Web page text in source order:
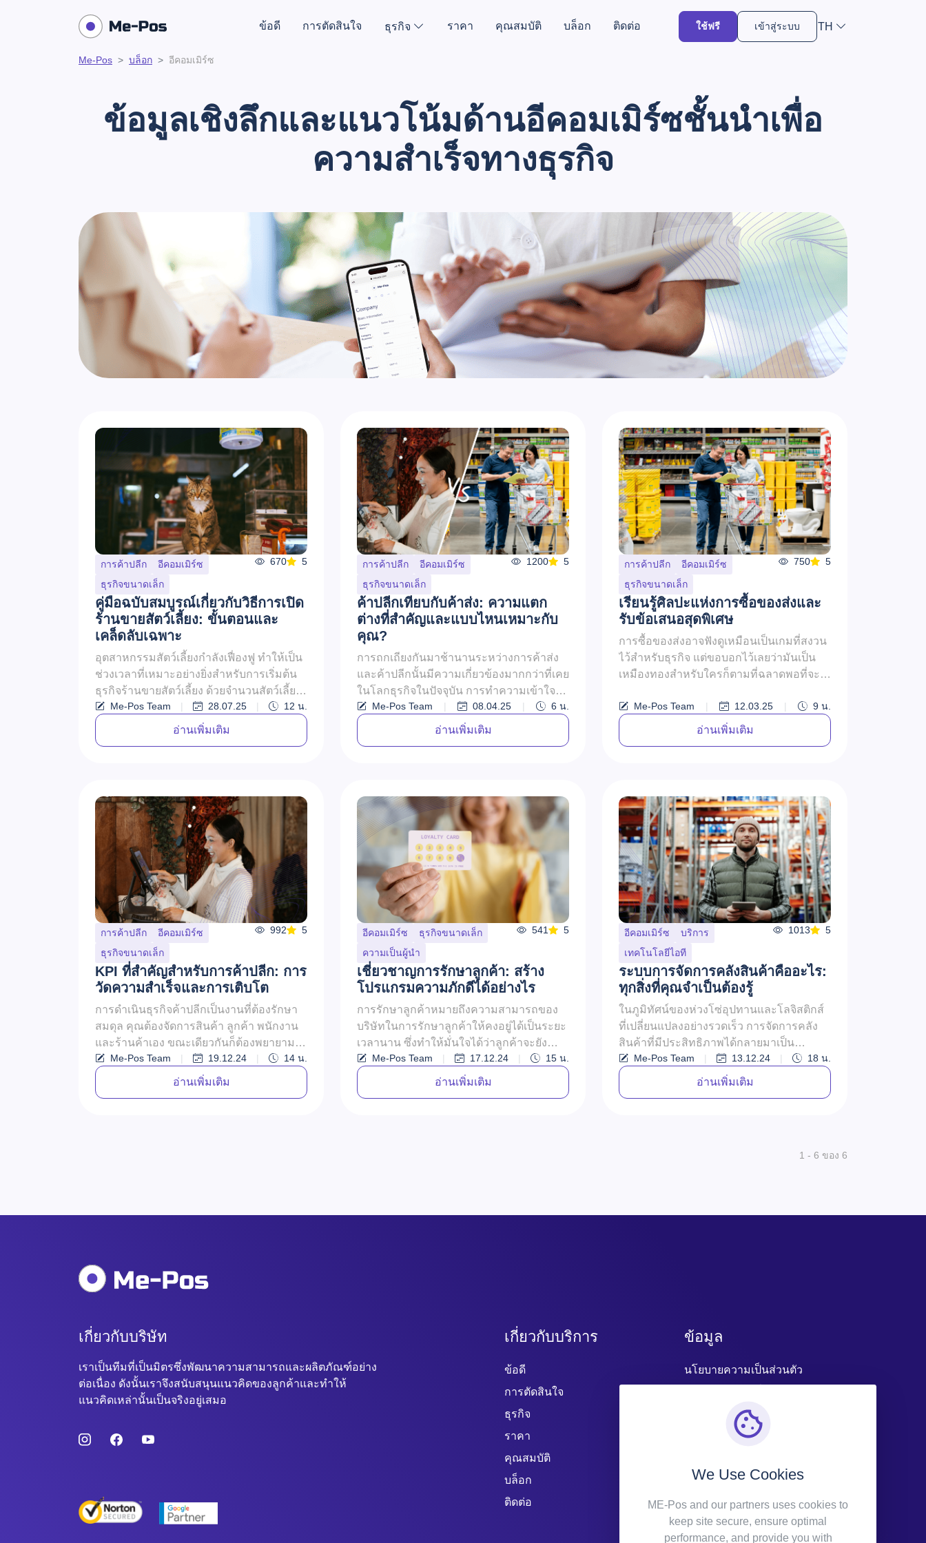
ข้อดี การตัดสินใจ ธุรกิจ ราคา คุณสมบัติ บล็อก ติดต่อ ใช้ฟรี เข้าสู่ระบบ TH
Me-Pos บล็อก อีคอมเมิร์ซ
ข้อมูลเชิงลึกและแนวโน้มด้านอีคอมเมิร์ซชั้นนำเพื่อ
ความสำเร็จทางธุรกิจ
การค้าปลีก
อีคอมเมิร์ซ
ธุรกิจขนาดเล็ก
670 5
คู่มือฉบับสมบูรณ์เกี่ยวกับวิธีการเปิด
ร้านขายสัตว์เลี้ยง: ขั้นตอนและ
เคล็ดลับเฉพาะ
อุตสาหกรรมสัตว์เลี้ยงกำลังเฟื่องฟู ทำให้เป็น
ช่วงเวลาที่เหมาะอย่างยิ่งสำหรับการเริ่มต้น
ธุรกิจร้านขายสัตว์เลี้ยง ด้วยจำนวนสัตว์เลี้ยง
ที่เพิ่มขึ้นอย่างต่...
Me-Pos Team | 28.07.25 | 12 น.
อ่านเพิ่มเติม
การค้าปลีก
อีคอมเมิร์ซ
ธุรกิจขนาดเล็ก
1200 5
ค้าปลีกเทียบกับค้าส่ง: ความแตก
ต่างที่สำคัญและแบบไหนเหมาะกับ
คุณ?
การถกเถียงกันมาช้านานระหว่างการค้าส่ง
และค้าปลีกนั้นมีความเกี่ยวข้องมากกว่าที่เคย
ในโลกธุรกิจในปัจจุบัน การทำความเข้าใจ
พลวัตของทั้งสองโมเดลนี้ไม่เพียงแต...
Me-Pos Team | 08.04.25 | 6 น.
อ่านเพิ่มเติม
การค้าปลีก
อีคอมเมิร์ซ
ธุรกิจขนาดเล็ก
750 5
เรียนรู้ศิลปะแห่งการซื้อของส่งและ
รับข้อเสนอสุดพิเศษ
การซื้อของส่งอาจฟังดูเหมือนเป็นเกมที่สงวน
ไว้สำหรับธุรกิจ แต่ขอบอกไว้เลยว่ามันเป็น
เหมืองทองสำหรับใครก็ตามที่ฉลาดพอที่จะ
Me-Pos Team | 12.03.25 | 9 น.
อ่านเพิ่มเติม
การค้าปลีก
อีคอมเมิร์ซ
ธุรกิจขนาดเล็ก
992 5
KPI ที่สำคัญสำหรับการค้าปลีก: การ
วัดความสำเร็จและการเติบโต
การดำเนินธุรกิจค้าปลีกเป็นงานที่ต้องรักษา
สมดุล คุณต้องจัดการสินค้า ลูกค้า พนักงาน
และร้านค้าเอง ขณะเดียวกันก็ต้องพยายาม
ทำกำไรด้วย อย่างไรก็ตาม การดำเน...
Me-Pos Team | 19.12.24 | 14 น.
อ่านเพิ่มเติม
อีคอมเมิร์ซ
ธุรกิจขนาดเล็ก
ความเป็นผู้นำ
541 5
เชี่ยวชาญการรักษาลูกค้า: สร้าง
โปรแกรมความภักดีได้อย่างไร
การรักษาลูกค้าหมายถึงความสามารถของ
บริษัทในการรักษาลูกค้าให้คงอยู่ได้เป็นระยะ
เวลานาน ซึ่งทำให้มั่นใจได้ว่าลูกค้าจะยัง
เลือกใช้ผลิตภัณฑ์หรือบริการของบริษ...
Me-Pos Team | 17.12.24 | 15 น.
อ่านเพิ่มเติม
อีคอมเมิร์ซ
บริการ
เทคโนโลยีไอที
1013 5
ระบบการจัดการคลังสินค้าคืออะไร:
ทุกสิ่งที่คุณจำเป็นต้องรู้
ในภูมิทัศน์ของห่วงโซ่อุปทานและโลจิสติกส์
ที่เปลี่ยนแปลงอย่างรวดเร็ว การจัดการคลัง
สินค้าที่มีประสิทธิภาพได้กลายมาเป็น
รากฐานสำคัญของความสำเร็จทางธุรกิจ ใ...
Me-Pos Team | 13.12.24 | 18 น.
อ่านเพิ่มเติม
1 - 6 ของ 6
เกี่ยวกับบริษัท
เราเป็นทีมที่เป็นมิตรซึ่งพัฒนาความสามารถและผลิตภัณฑ์อย่าง
ต่อเนื่อง ดังนั้นเราจึงสนับสนุนแนวคิดของลูกค้าและทำให้
แนวคิดเหล่านั้นเป็นจริงอยู่เสมอ
เกี่ยวกับบริการ
ข้อดี
การตัดสินใจ
ธุรกิจ
ราคา
คุณสมบัติ
บล็อก
ติดต่อ
ข้อมูล
นโยบายความเป็นส่วนตัว
We Use Cookies
ME-Pos and our partners uses cookies to
keep site secure, ensure optimal
performance, and provide you with